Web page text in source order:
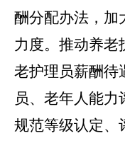
酬分配办法，加
力度。推动养老
老护理员薪酬待
员、老年人能力
规范等级认定、